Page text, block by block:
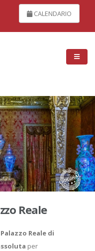
CALENDARIO
Reale
Palazzo Reale di
per